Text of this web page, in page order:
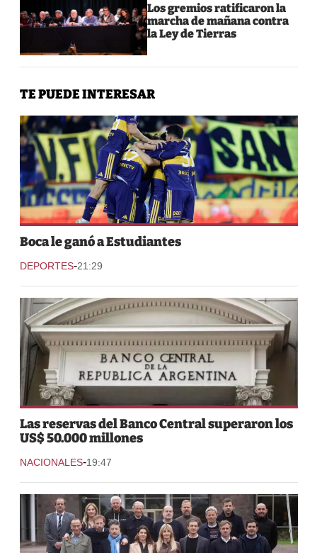
Los gremios ratificaron la
marcha de mañana contra
la Ley de Tierras
TE PUEDE INTERESAR
Boca le ganó a Estudiantes
DEPORTES-21:29
Las reservas del Banco Central superaron los
US$ 50.000 millones
NACIONALES-19:47